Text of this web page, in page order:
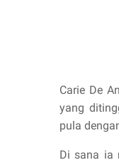
Carie De
yang
pula
Di sana ia